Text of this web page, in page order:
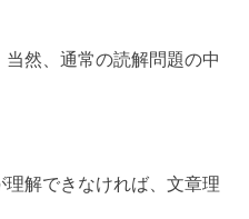
然、通常の読解問題の中
解できなければ、文章理